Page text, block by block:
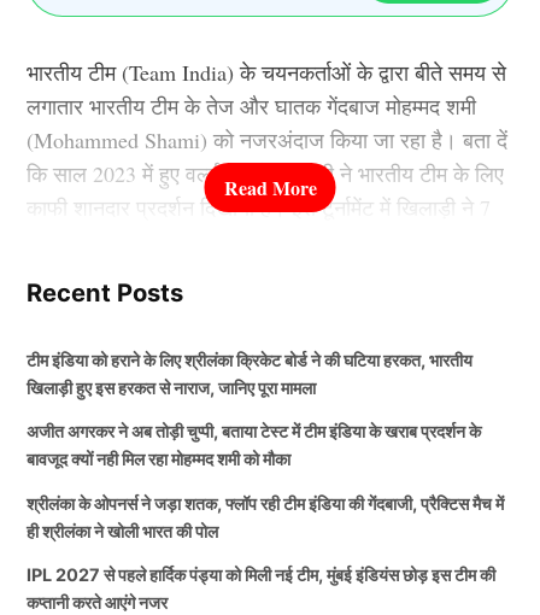
अनुसार क्षेत्र चुनने में आसानी होगी। सरकार की कोशिश है कि
उद्योग लगाने की पूरी प्रक्रिया पारदर्शी, सरल और समयबद्ध रहे,
ताकि किसी भी निवेशक को अनावश्यक बाधाओं का सामना न
करना पड़े। सिंगल विंडो सिस्टम के जरिए अधिकांश मंजूरियां एक
ही मंच से उपलब्ध कराई जा रही हैं।
और उत्तर प्रदेश विनिर्माण तथा इलेक्ट्रॉनिक्स उत्पादन का प्रमुख
औद्योगिक कॉरिडोर और बेहतर कनेक्टिविटी जैसी परियोजनाओं ने
भी निवेश का माहौल मजबूत किया है। सरकार का लक्ष्य केवल
उद्योग स्थापित करना नहीं, बल्कि दीर्घकालिक आर्थिक विकास और
युवाओं के लिए रोजगार के नए अवसर तैयार करना भी है।
TAGGED: Yogi Adityanath
भारतीय टीम (Team India) के चयनकर्ताओं के द्वारा बीते समय से
लगातार भारतीय टीम के तेज और घातक गेंदबाज मोहम्मद शमी
(Mohammed Shami) को नजरअंदाज किया जा रहा है। बता दें
कि साल 2023 में हुए वर्ल्ड कप में खिलाड़ी ने भारतीय टीम के लिए
काफी शानदार प्रदर्शन दिखाया है। इस टूर्नामेंट में खिलाड़ी ने 7
इस बेहतरीन प्रदर्शन के कारण फैंस का मानना था कि मोहम्मद
शमी (Mohammed Shami) को आने वाले समय में और भी ज्यादा
कारण भारतीय टीम से दूर हो गए हैं।
साल 2025 मे हुई Mohammed Shami
का टीम में वापसी
Recent Posts
टीम इंडिया को हराने के लिए श्रीलंका क्रिकेट बोर्ड ने की घटिया हरकत, भारतीय
खिलाड़ी हुए इस हरकत से नाराज, जानिए पूरा मामला
अजीत अगरकर ने अब तोड़ी चुप्पी, बताया टेस्ट में टीम इंडिया के खराब प्रदर्शन के
बावजूद क्यों नही मिल रहा मोहम्मद शमी को मौका
श्रीलंका के ओपनर्स ने जड़ा शतक, फ्लॉप रही टीम इंडिया की गेंदबाजी, प्रैक्टिस मैच में
ही श्रीलंका ने खोली भारत की पोल
IPL 2027 से पहले हार्दिक पंड्या को मिली नई टीम, मुंबई इंडियंस छोड़ इस टीम की
कप्तानी करते आएंगे नजर